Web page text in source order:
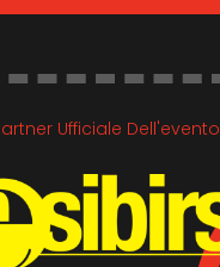
Ufficiale Dell'evento